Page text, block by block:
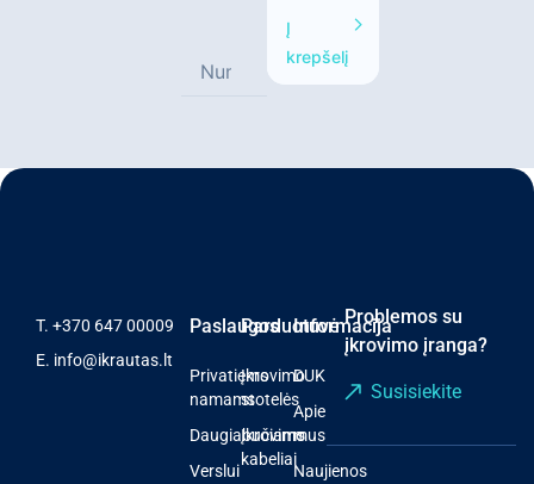
Į
krepšelį
T. +370 647 00009
E. info@ikrautas.lt
Paslaugos
Privatiems
namams
Daugiabučiams
Verslui
Parduotuvė
Įkrovimo
stotelės
Įkrovimo
kabeliai
Informacija
DUK
Apie
mus
Naujienos
Problemos su
įkrovimo įranga?
Susisiekite